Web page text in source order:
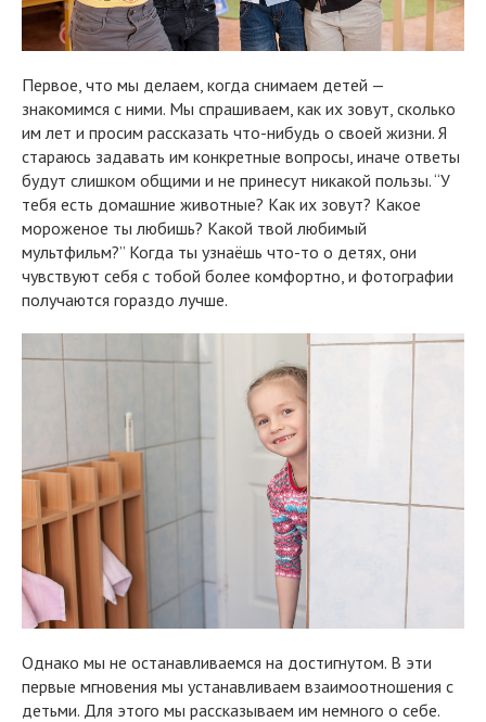
Первое, что мы делаем, когда снимаем детей —
знакомимся с ними. Мы спрашиваем, как их зовут, сколько
им лет и просим рассказать что-нибудь о своей жизни. Я
стараюсь задавать им конкретные вопросы, иначе ответы
будут слишком общими и не принесут никакой пользы. “У
тебя есть домашние животные? Как их зовут? Какое
мороженое ты любишь? Какой твой любимый
мультфильм?” Когда ты узнаёшь что-то о детях, они
чувствуют себя с тобой более комфортно, и фотографии
получаются гораздо лучше.
Однако мы не останавливаемся на достигнутом. В эти
первые мгновения мы устанавливаем взаимоотношения с
детьми. Для этого мы рассказываем им немного о себе.